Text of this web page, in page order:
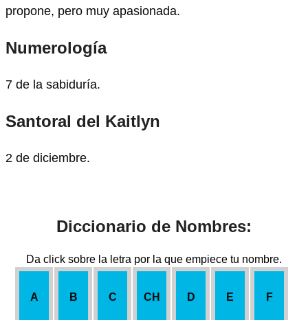
propone, pero muy apasionada.
Numerología
7 de la sabiduría.
Santoral del Kaitlyn
2 de diciembre.
Diccionario de Nombres:
Da click sobre la letra por la que empiece tu nombre.
A B C CH D E F